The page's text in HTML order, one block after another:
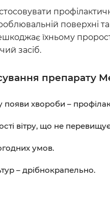
поверхні
їхньому
засіб.
препарату
хвороби –
вітру, що не перевищує
умов.
– дрібнокрапельно.